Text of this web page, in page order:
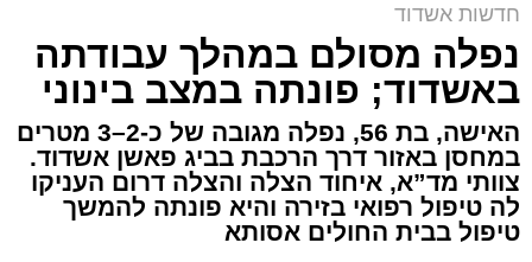
אירוע דרמטי הסתיים בנס רפואי באשדוד, לאחר
שגבר בן 56 התמוטט בביתו שבאחד הרחובות
ברובע י"א בעיר, כתוצאה מאירוע פתאומי שגרם
להפסקת פעילות ליבו.
למקום הוזעקו מיד צוותי רפואה ומתנדבים של
ארגון "איחוד הצלה". החובשים והפרמדיקים
שהגיעו לזירה הבחינו כי הגבר ללא דופק וללא
חדשות אשדוד
נפלה מסולם במהלך עבודתה
באשדוד; פונתה במצב בינוני
האישה, בת 56, נפלה מגובה של כ-2–3 מטרים
במחסן באזור דרך הרכבת בביג פאשן אשדוד.
צוותי מד”א, איחוד הצלה והצלה דרום העניקו
לה טיפול רפואי בזירה והיא פונתה להמשך
טיפול בבית החולים אסותא